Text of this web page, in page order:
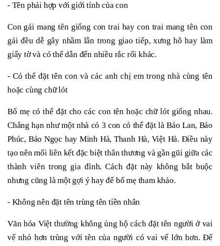
- Tên phải hợp với giới tính của con
Con gái mang tên giống con trai hay con trai mang tên con
gái đều dễ gây nhầm lẫn trong giao tiếp, xưng hô hay làm
giấy tờ và có thể dẫn đến nhiều rắc rối khác.
- Có thể đặt tên con và các anh chị em trong nhà cùng tên
hoặc cùng chữ lót
Bố mẹ có thể đặt cho các con tên hoặc chữ lót giống nhau.
Chẳng hạn như một nhà có 3 con có thể đặt là Bảo Lan, Bảo
Phúc, Bảo Ngọc hay Minh Hà, Thanh Hà, Việt Hà. Điều này
tạo nên mối liên kết đặc biệt thân thương và gần gũi giữa các
thành viên trong gia đình. Cách đặt này không bắt buộc
nhưng cũng là một gợi ý hay để bố mẹ tham khảo.
- Không nên đặt tên trùng tên tiền nhân
Văn hóa Việt thường không ủng hộ cách đặt tên người ở vai
vế nhỏ hơn trùng với tên của người có vai vế lớn hơn. Để